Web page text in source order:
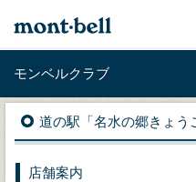
モンベルクラブ
道の駅「名水の郷きょう
店舗案内